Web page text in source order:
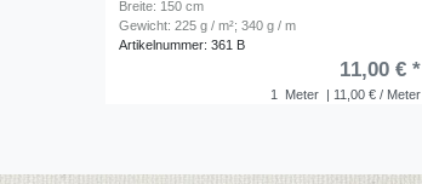
Breite: 150 cm
Gewicht: 225 g / m²; 340 g / m
Artikelnummer: 361 B
1 Meter | 11,00 € / Meter
11,00 € *